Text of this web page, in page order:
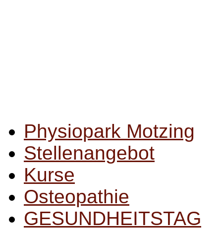
Physiopark Motzing
Stellenangebot
Kurse
Osteopathie
GESUNDHEITSTAG